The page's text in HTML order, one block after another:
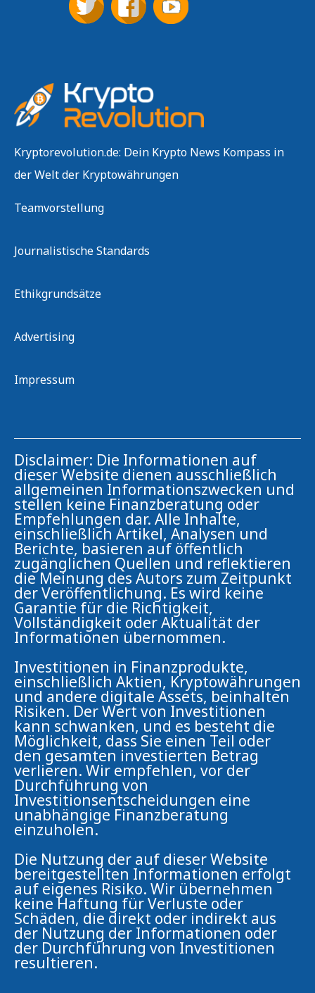
Kryptorevolution.de: Dein Krypto News Kompass in
der Welt der Kryptowährungen
Teamvorstellung
Journalistische Standards
Ethikgrundsätze
Advertising
Impressum
Disclaimer: Die Informationen auf
dieser Website dienen ausschließlich
allgemeinen Informationszwecken und
stellen keine Finanzberatung oder
Empfehlungen dar. Alle Inhalte,
einschließlich Artikel, Analysen und
Berichte, basieren auf öffentlich
zugänglichen Quellen und reflektieren
die Meinung des Autors zum Zeitpunkt
der Veröffentlichung. Es wird keine
Garantie für die Richtigkeit,
Vollständigkeit oder Aktualität der
Informationen übernommen.
Investitionen in Finanzprodukte,
einschließlich Aktien, Kryptowährungen
und andere digitale Assets, beinhalten
Risiken. Der Wert von Investitionen
kann schwanken, und es besteht die
Möglichkeit, dass Sie einen Teil oder
den gesamten investierten Betrag
verlieren. Wir empfehlen, vor der
Durchführung von
Investitionsentscheidungen eine
unabhängige Finanzberatung
einzuholen.
Die Nutzung der auf dieser Website
bereitgestellten Informationen erfolgt
auf eigenes Risiko. Wir übernehmen
keine Haftung für Verluste oder
Schäden, die direkt oder indirekt aus
der Nutzung der Informationen oder
der Durchführung von Investitionen
resultieren.